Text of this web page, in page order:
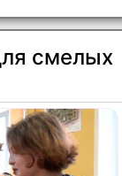
смелых